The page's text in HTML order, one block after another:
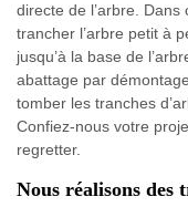
directe de l’arbre.
trancher l’arbre petit à
jusqu’à la base de
abattage par
tomber les tranches
Confiez-nous votre
regretter.
Nous réalisons des